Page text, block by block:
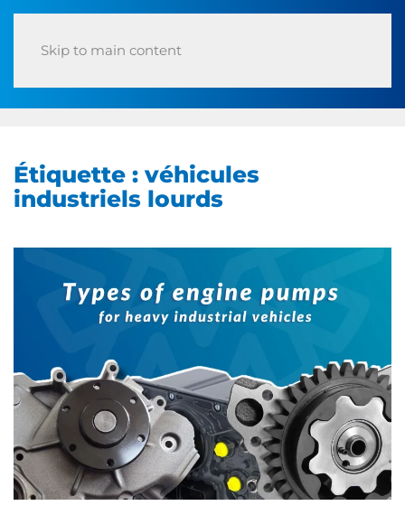
Skip to main content
Étiquette : véhicules
industriels lourds